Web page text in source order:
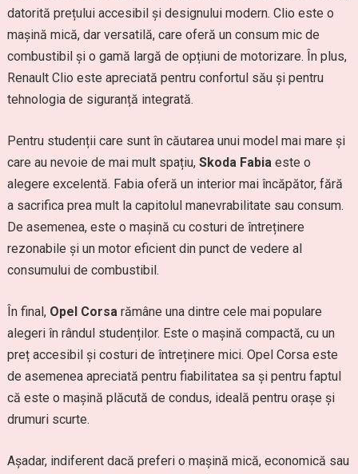
datorită prețului accesibil și designului modern. Clio este o
mașină mică, dar versatilă, care oferă un consum mic de
combustibil și o gamă largă de opțiuni de motorizare. În plus,
Renault Clio este apreciată pentru confortul său și pentru
tehnologia de siguranță integrată.
Pentru studenții care sunt în căutarea unui model mai mare și
care au nevoie de mai mult spațiu, Skoda Fabiaeste o
alegere excelentă. Fabia oferă un interior mai încăpător, fără
a sacrifica prea mult la capitolul manevrabilitate sau consum.
De asemenea, este o mașină cu costuri de întreținere
rezonabile și un motor eficient din punct de vedere al
consumului de combustibil.
În final, Opel Corsarămâne una dintre cele mai populare
alegeri în rândul studenților. Este o mașină compactă, cu un
preț accesibil și costuri de întreținere mici. Opel Corsa este
de asemenea apreciată pentru fiabilitatea sa și pentru faptul
că este o mașină plăcută de condus, ideală pentru orașe și
drumuri scurte.
Așadar, indiferent dacă preferi o mașină mică, economică sau